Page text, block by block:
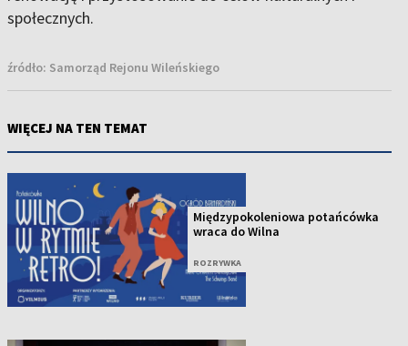
społecznych.
źródło: Samorząd Rejonu Wileńskiego
WIĘCEJ NA TEN TEMAT
Międzypokoleniowa potańcówka
wraca do Wilna
ROZRYWKA